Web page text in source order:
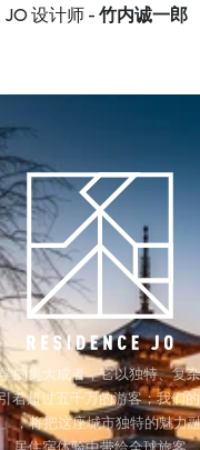
JO 设计师 - 竹内诚一郎
的集大成者，它以独特、复
着超过五千万的游客；我们
，将把这座城市独特的魅力